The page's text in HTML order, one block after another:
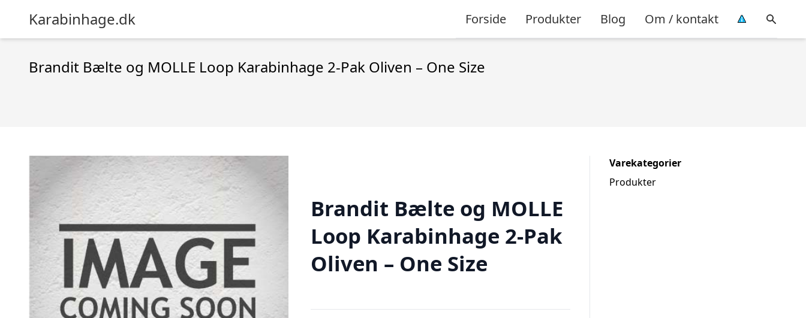
Karabinhage.dk Forside Produkter Blog Om / kontakt
Brandit Bælte og MOLLE Loop Karabinhage 2-Pak Oliven – One Size
Brandit Bælte og MOLLE
Loop Karabinhage 2-Pak
Oliven – One Size
Varekategorier
Produkter